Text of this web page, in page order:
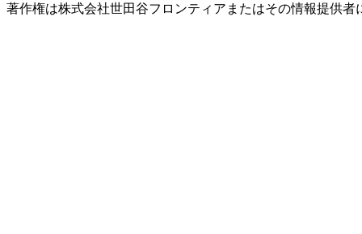
著作権は株式会社世田谷フロンティアまたはその情報提供者